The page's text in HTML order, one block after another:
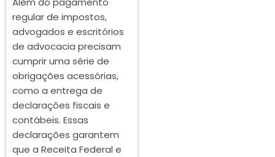
regular de impostos,
advogados e escritórios
de advocacia precisam
cumprir uma série de
obrigações acessórias,
como a entrega de
declarações fiscais e
contábeis. Essas
declarações garantem
que a Receita Federal e